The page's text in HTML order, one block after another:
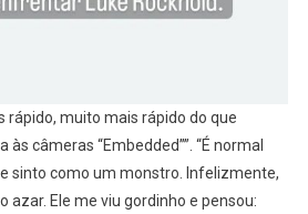
rápido, muito mais rápido do que
câmeras “Embedded””. “É normal
sinto como um monstro. Infelizmente,
azar. Ele me viu gordinho e pensou: